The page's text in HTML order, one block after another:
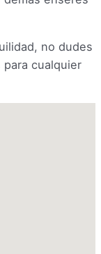
no dudes
cualquier